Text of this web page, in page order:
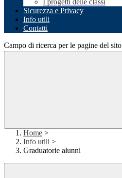
I progetti delle classi
Sicurezza e Privacy
Info utili
Contatti
Campo di ricerca per le pagine del sito
Home >
Info utili >
Graduatorie alunni